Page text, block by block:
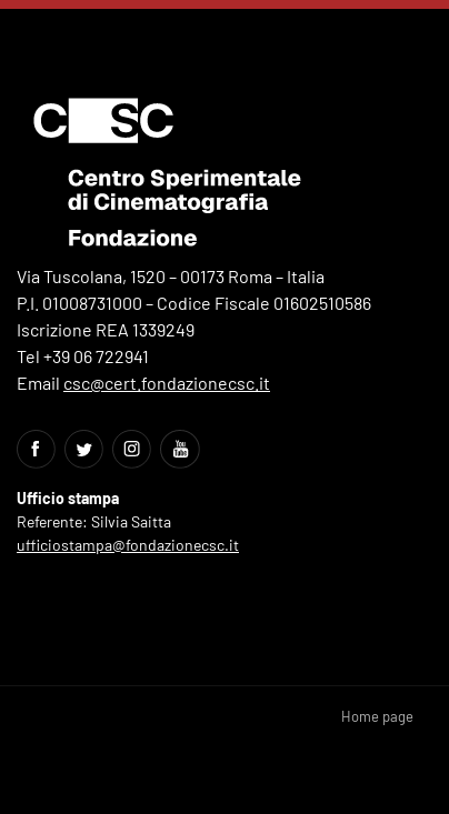
Via Tuscolana, 1520 – 00173 Roma – Italia
P.I. 01008731000 – Codice Fiscale 01602510586
Iscrizione REA 1339249
Tel +39 06 722941
Email csc@cert.fondazionecsc.it
Ufficio stampa
Referente: Silvia Saitta
ufficiostampa@fondazionecsc.it
Home page